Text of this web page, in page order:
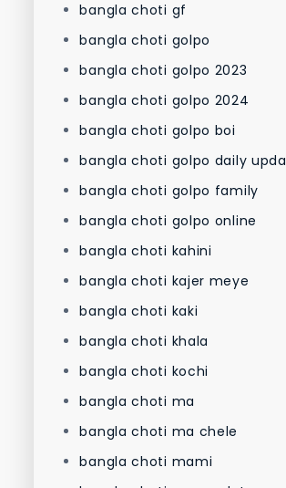
bangla choti gf
bangla choti golpo
bangla choti golpo 2023
bangla choti golpo 2024
bangla choti golpo boi
bangla choti golpo daily
bangla choti golpo family
bangla choti golpo online
bangla choti kahini
bangla choti kajer meye
bangla choti kaki
bangla choti khala
bangla choti kochi
bangla choti ma
bangla choti ma chele
bangla choti mami